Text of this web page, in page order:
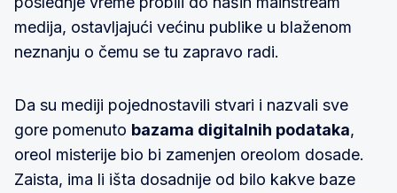
medija, ostavljajući većinu publike u blaženom
neznanju o čemu se tu zapravo radi.
Da su mediji pojednostavili stvari i nazvali sve
gore pomenuto bazama digitalnih podataka,
oreol misterije bio bi zamenjen oreolom dosade.
Zaista, ima li išta dosadnije od bilo kakve baze